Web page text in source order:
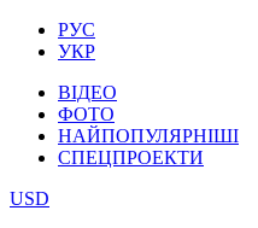
РУС
УКР
ВІДЕО
ФОТО
НАЙПОПУЛЯРНІШІ
СПЕЦПРОЕКТИ
USD